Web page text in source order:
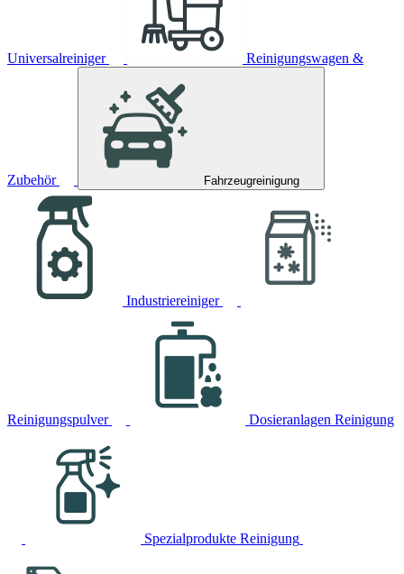
Universalreiniger Reinigungswagen &
Zubehör Fahrzeugreinigung
Industriereiniger
Reinigungspulver Dosieranlagen Reinigung
Spezialprodukte Reinigung